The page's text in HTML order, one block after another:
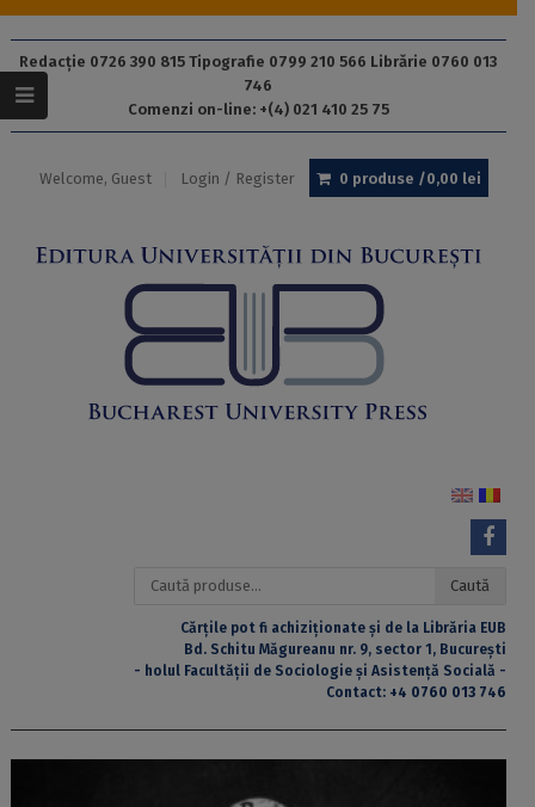
Redacție 0726 390 815 Tipografie 0799 210 566 Librărie 0760 013
746
Comenzi on-line: +(4) 021 410 25 75
Welcome, Guest Login / Register 0 produse /0,00 lei
Caută
Caută
Cărțile pot fi achiziționate și de la Librăria EUB
Bd. Schitu Măgureanu nr. 9, sector 1, București
- holul Facultății de Sociologie și Asistență Socială -
Contact: +4 0760 013 746